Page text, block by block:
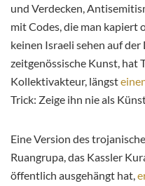
und Verdecken,
mit Codes, die man kapiert
keinen Israeli sehen auf
zeitgenössische Kunst, hat
Kollektivakteur, längst
Trick: Zeige ihn nie als
Eine Version des
Ruangrupa, das Kassler
öffentlich ausgehängt hat,